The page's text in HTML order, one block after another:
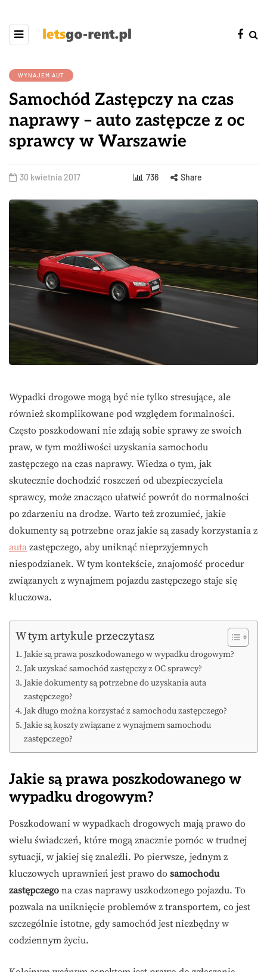
WYNAJEM AUT
Samochód Zastępczy na czas
naprawy – auto zastępcze z oc
sprawcy w Warszawie
30 kwietnia 2017 736 Share
Wypadki drogowe mogą być nie tylko stresujące, ale
również skomplikowane pod względem formalności.
Często poszkodowani nie zdają sobie sprawy ze swoich
praw, w tym możliwości uzyskania samochodu
zastępczego na czas naprawy. Wiedza o tym, jak
skutecznie dochodzić roszczeń od ubezpieczyciela
sprawcy, może znacząco ułatwić powrót do normalności
po zdarzeniu na drodze. Warto też zrozumieć, jakie
dokumenty są potrzebne oraz jakie są zasady korzystania z
auta zastępczego, aby uniknąć nieprzyjemnych
niespodzianek. W tym kontekście, znajomość procedur
związanych z wynajmem pojazdu zastępczego staje się
kluczowa.
W tym artykule przeczytasz
Jakie są prawa poszkodowanego w wypadku drogowym?
Jak uzyskać samochód zastępczy z OC sprawcy?
Jakie dokumenty są potrzebne do uzyskania auta
zastępczego?
Jak długo można korzystać z samochodu zastępczego?
Jakie są koszty związane z wynajmem samochodu
zastępczego?
Jakie są prawa poszkodowanego w
wypadku drogowym?
Poszkodowani w wypadkach drogowych mają prawo do
wielu świadczeń, które mogą znacznie pomóc w trudnej
sytuacji, w jakiej się znaleźli. Po pierwsze, jednym z
kluczowych uprawnień jest prawo do samochodu
zastępczego na czas naprawy uszkodzonego pojazdu. To
pozwala na uniknięcie problemów z transportem, co jest
szczególnie istotne, gdy samochód jest niezbędny w
codziennym życiu.